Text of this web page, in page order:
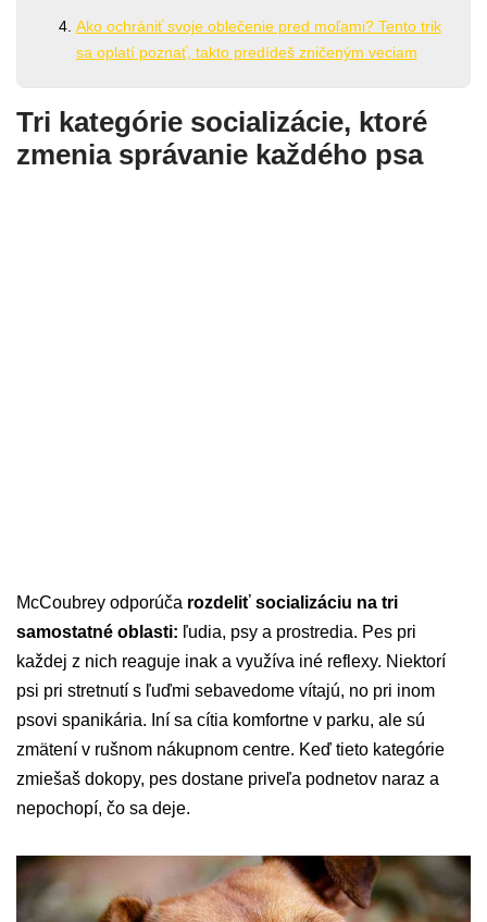
Ako ochrániť svoje oblečenie pred moľami? Tento trik
sa oplatí poznať, takto predídeš zničeným veciam
Tri kategórie socializácie, ktoré
zmenia správanie každého psa
McCoubrey odporúča rozdeliť socializáciu na tri
samostatné oblasti: ľudia, psy a prostredia. Pes pri
každej z nich reaguje inak a využíva iné reflexy. Niektorí
psi pri stretnutí s ľuďmi sebavedome vítajú, no pri inom
psovi spanikária. Iní sa cítia komfortne v parku, ale sú
zmätení v rušnom nákupnom centre. Keď tieto kategórie
zmiešaš dokopy, pes dostane priveľa podnetov naraz a
nepochopí, čo sa deje.